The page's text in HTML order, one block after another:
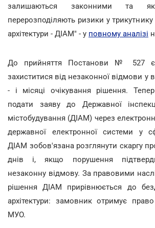
залишаються законними та
перерозподіляють ризики у
архітектури - ДІАМ" - у повному аналізі
До прийняття Постанови № 527
захиститися від незаконної відмови у
- і місяці очікування рішення.
подати заяву до Державної
містобудування (ДІАМ) через
державної електронної системи у
ДІАМ зобов'язана розглянути скаргу
днів і, якщо порушення
незаконну відмову. За правовими
рішення ДІАМ прирівнюється до
архітектури: замовник отримує
МУО.